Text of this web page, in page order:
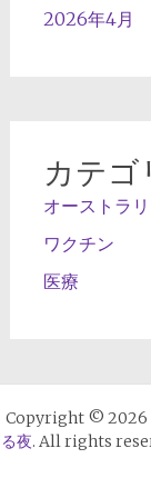
2026年4月
カテゴ
オーストラ
ワクチン
医療
Copyright © 2026
る夜. All rights